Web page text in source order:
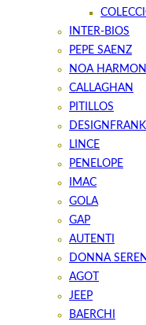
INTER-BIOS
PEPE SAENZ
NOA HARMON
CALLAGHAN
PITILLOS
DESIGNFRANK
LINCE
PENELOPE
IMAC
GOLA
GAP
AUTENTI
DONNA
AGOT
JEEP
BAERCHI